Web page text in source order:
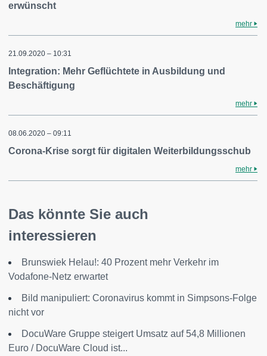
erwünscht
mehr
21.09.2020 – 10:31
Integration: Mehr Geflüchtete in Ausbildung und
Beschäftigung
mehr
08.06.2020 – 09:11
Corona-Krise sorgt für digitalen Weiterbildungsschub
mehr
Das könnte Sie auch
interessieren
Brunswiek Helau!: 40 Prozent mehr Verkehr im
Vodafone-Netz erwartet
Bild manipuliert: Coronavirus kommt in Simpsons-Folge
nicht vor
DocuWare Gruppe steigert Umsatz auf 54,8 Millionen
Euro / DocuWare Cloud ist...